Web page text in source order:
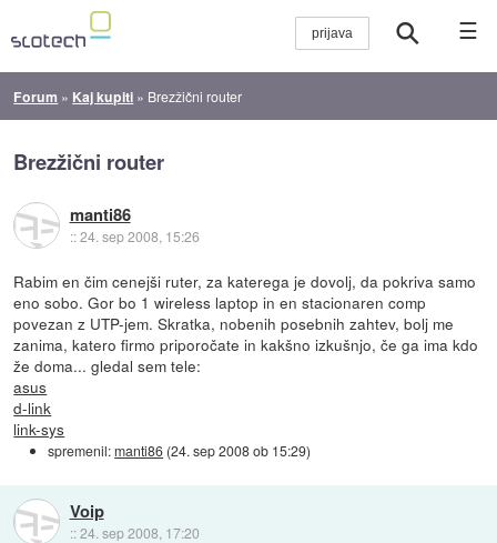
☰
Forum » Kaj kupiti » Brezžični router
Brezžični router
manti86
::24. sep 2008, 15:26
Rabim en čim cenejši ruter, za katerega je dovolj, da pokriva samo
eno sobo. Gor bo 1 wireless laptop in en stacionaren comp
povezan z UTP-jem. Skratka, nobenih posebnih zahtev, bolj me
zanima, katero firmo priporočate in kakšno izkušnjo, če ga ima kdo
že doma... gledal sem tele:
asus
d-link
link-sys
spremenil:manti86 (24. sep 2008 ob 15:29)
Voip
::24. sep 2008, 17:20